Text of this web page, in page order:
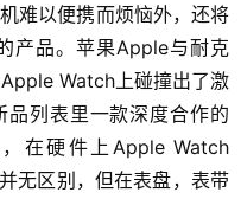
难以便携而烦恼外，还将
产品。苹果Apple与耐克
Watch上碰撞出了激
列表里一款深度合作的
在硬件上Apple Watch
无区别，但在表盘，表带